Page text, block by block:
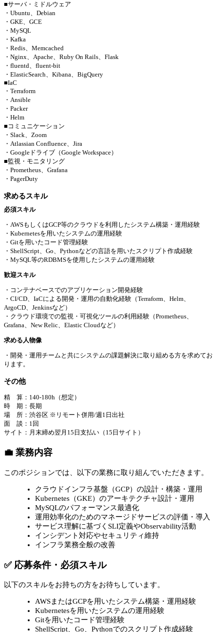
■サーバ・ミドルウェア
・Ubuntu、Debian
・GKE、GCE
・MySQL
・Kafka
・Redis、Memcached
・Nginx、Apache、Ruby On Rails、Flask
・fluentd、fluent-bit
・ElasticSearch、Kibana、BigQuery
■IaC
・Terraform
・Ansible
・Packer
・Helm
■コミュニケーション
・Slack、Zoom
・Atlassian Confluence、Jira
・Googleドライブ（Google Workspace）
■監視・モニタリング
・Prometheus、Grafana
・PagerDuty
求めるスキル
必須スキル
・AWSもしくはGCP等のクラウドを利用したシステム構築・運用経験
・Kubernetesを用いたシステムの運用経験
・Gitを用いたコード管理経験
・ShellScript、Go、Pythonなどの言語を用いたスクリプト作成経験
・MySQL等のRDBMSを使用したシステムの運用経験
歓迎スキル
・コンテナベースでのアプリケーション開発経験
・CI/CD、IaCによる開発・運用の自動化経験（Terraform、Helm、
ArgoCD、Jenkinsなど）
・クラウド環境での監視・可視化ツールの利用経験（Prometheus、
Grafana、New Relic、Elastic Cloudなど）
求める⼈物像
・開発・運用チームと共にシステムの課題解決に取り組める方を求めてお
ります。
その他
精 算：140-180h（想定）
時 期：長期
場 所：渋谷区 ※リモート併用/週1日出社
面 談：1回
サイト：月末締め翌月15日支払い（15日サイト）
💼 業務内容
このポジションでは、以下の業務に取り組んでいただきます。
クラウドインフラ基盤（GCP）の設計・構築・運用
Kubernetes（GKE）のアーキテクチャ設計・運用
MySQLのパフォーマンス最適化
運用効率化のためのマネージドサービスの評価・導入
サービス理解に基づくSLI定義やObservability活動
インシデント対応やセキュリティ維持
インフラ業務全般の改善
✅ 応募条件・必須スキル
以下のスキルをお持ちの方をお待ちしています。
AWSまたはGCPを用いたシステム構築・運用経験
Kubernetesを用いたシステムの運用経験
Gitを用いたコード管理経験
ShellScript、Go、Pythonでのスクリプト作成経験